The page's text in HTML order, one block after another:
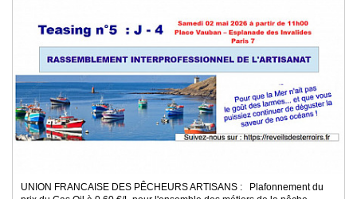
UNION FRANCAISE DES PÊCHEURS ARTISANS : Plafonnement du